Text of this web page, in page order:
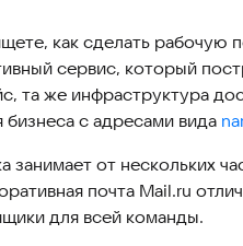
как сделать
сервис, который
та же инфраструктура
бизнеса с адресами вида
занимает от нескольких
почта Mail.ru
для всей команды.